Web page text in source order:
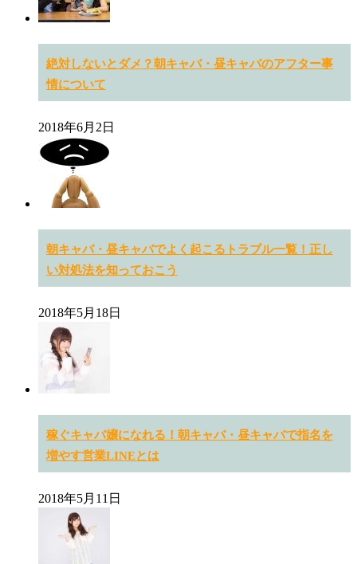
絶対しないとダメ？朝キャバ・昼キャバのアフター事
情について
2018年6月2日
朝キャバ・昼キャバでよく起こるトラブル一覧！正し
い対処法を知っておこう
2018年5月18日
稼ぐキャバ嬢になれる！朝キャバ・昼キャバで指名を
増やす営業LINEとは
2018年5月11日